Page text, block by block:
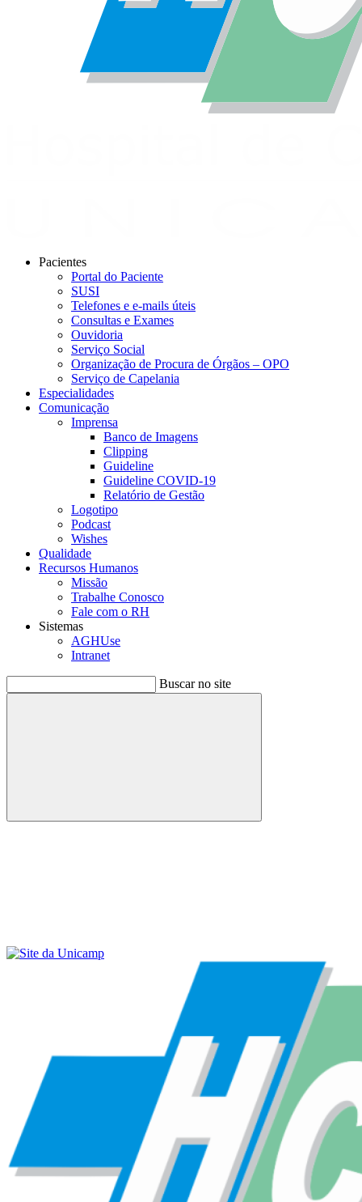
Pacientes
Portal do Paciente
SUSI
Telefones e e-mails úteis
Consultas e Exames
Ouvidoria
Serviço Social
Organização de Procura de Órgãos – OPO
Serviço de Capelania
Especialidades
Comunicação
Imprensa
Banco de Imagens
Clipping
Guideline
Guideline COVID-19
Relatório de Gestão
Logotipo
Podcast
Wishes
Qualidade
Recursos Humanos
Missão
Trabalhe Conosco
Fale com o RH
Sistemas
AGHUse
Intranet
Buscar no site
Buscar